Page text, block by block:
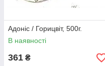
Адоніс / Горицвіт, 500г.
В наявності
361 ₴